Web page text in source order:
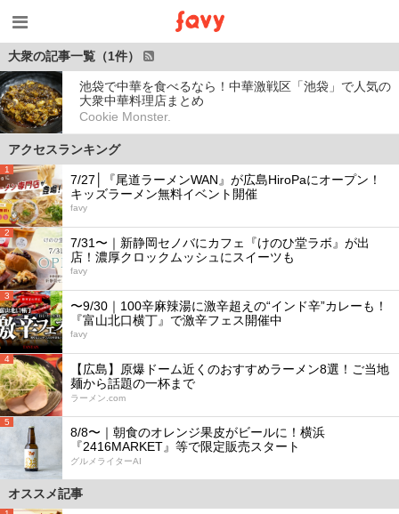
大衆の記事一覧（1件）
池袋で中華を食べるなら！中華激戦区「池袋」で人気の
大衆中華料理店まとめ
Cookie Monster.
アクセスランキング
1
7/27│『尾道ラーメンWAN』が広島HiroPaにオープン！
キッズラーメン無料イベント開催
favy
2
7/31〜｜新静岡セノバにカフェ『けのひ堂ラボ』が出
店！濃厚クロックムッシュにスイーツも
favy
3
〜9/30｜100辛麻辣湯に激辛超えの“インド辛”カレーも！
『富山北口横丁』で激辛フェス開催中
favy
4
【広島】原爆ドーム近くのおすすめラーメン8選！ご当地
麺から話題の一杯まで
ラーメン.com
5
8/8〜｜朝食のオレンジ果皮がビールに！横浜
『2416MARKET』等で限定販売スタート
グルメライターAI
オススメ記事